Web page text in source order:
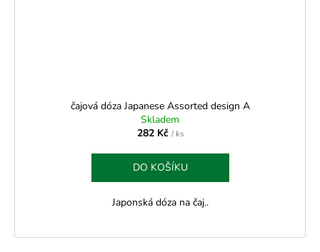
čajová dóza Japanese Assorted design A
Skladem
282 Kč / ks
DO KOŠÍKU
Japonská dóza na čaj..